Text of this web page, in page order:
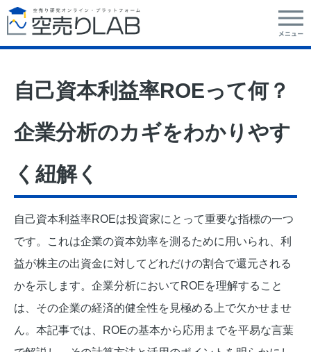
自己資本利益率ROEって何？
企業分析のカギをわかりやす
く紐解く
自己資本利益率ROEは投資家にとって重要な指標の一つ
です。これは企業の資本効率を測るために用いられ、利
益が株主の出資金に対してどれだけの割合で還元される
かを示します。企業分析においてROEを理解すること
は、その企業の経済的健全性を見極める上で欠かせませ
ん。本記事では、ROEの基本から応用までを平易な言葉